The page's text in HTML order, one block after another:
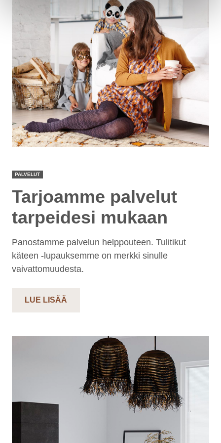
PALVELUT
Tarjoamme palvelut
tarpeidesi mukaan
Panostamme palvelun helppouteen. Tulitikut
käteen -lupauksemme on merkki sinulle
vaivattomuudesta.
LUE LISÄÄ